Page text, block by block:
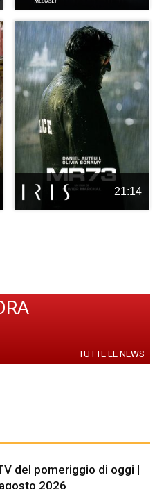
21:14
TUTTE LE NEWS
del pomeriggio di oggi |
2026